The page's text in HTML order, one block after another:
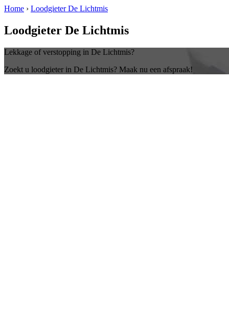
Home › Loodgieter De Lichtmis
Loodgieter De Lichtmis
Lekkage of verstopping in De Lichtmis?
Zoekt u loodgieter in De Lichtmis? Maak nu een afspraak!